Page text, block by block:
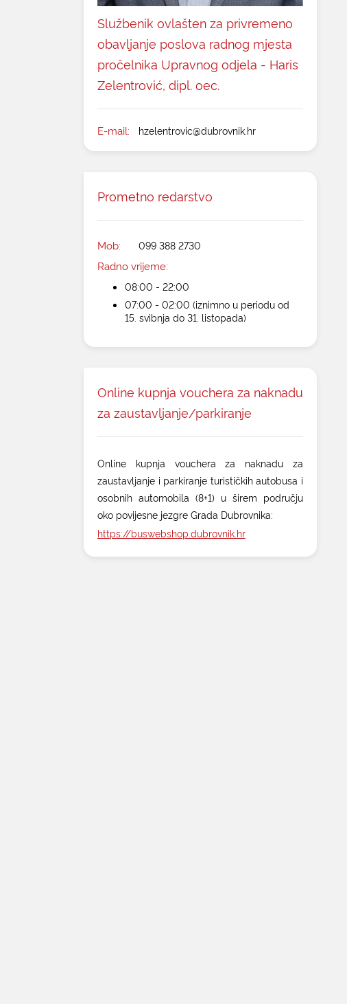
Službenik ovlašten za privremeno
obavljanje poslova radnog mjesta
pročelnika Upravnog odjela - Haris
Zelentrović, dipl. oec.
E-mail: hzelentrovic@dubrovnik.hr
Prometno redarstvo
Mob: 099 388 2730
Radno vrijeme:
08:00 - 22:00
07:00 - 02:00 (iznimno u periodu od
15. svibnja do 31. listopada)
Online kupnja vouchera za naknadu
za zaustavljanje/parkiranje
Online kupnja vouchera za naknadu za
zaustavljanje i parkiranje turističkih autobusa i
osobnih automobila (8+1) u širem području
oko povijesne jezgre Grada Dubrovnika:
https://buswebshop.dubrovnik.hr